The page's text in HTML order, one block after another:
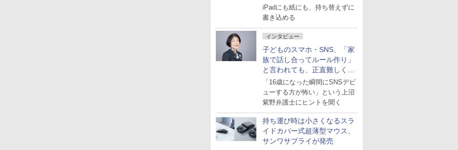
タイラスツーウェイ」発売
iPadにも紙にも、持ち替えずに
書き込める
インタビュー
子どものスマホ・SNS、「家
族で話し合ってルール作り」
と言われても、正直難しくな
いですか？
「16歳になった瞬間にSNSデビ
ューする方が怖い」という上沼
紫野弁護士にヒントを聞く
持ち運び時は小さくなるスラ
イドカバー式超薄型マウス、
サンワサプライが発売